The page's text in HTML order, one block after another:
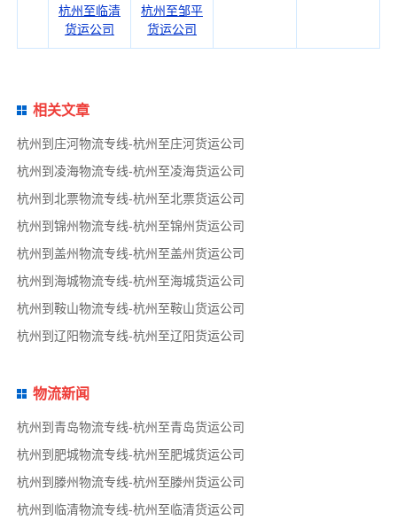
杭州至临清
货运公司
杭州至邹平
货运公司
相关文章
杭州到庄河物流专线-杭州至庄河货运公司
杭州到凌海物流专线-杭州至凌海货运公司
杭州到北票物流专线-杭州至北票货运公司
杭州到锦州物流专线-杭州至锦州货运公司
杭州到盖州物流专线-杭州至盖州货运公司
杭州到海城物流专线-杭州至海城货运公司
杭州到鞍山物流专线-杭州至鞍山货运公司
杭州到辽阳物流专线-杭州至辽阳货运公司
物流新闻
杭州到青岛物流专线-杭州至青岛货运公司
杭州到肥城物流专线-杭州至肥城货运公司
杭州到滕州物流专线-杭州至滕州货运公司
杭州到临清物流专线-杭州至临清货运公司